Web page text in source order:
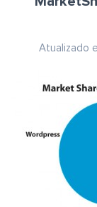
Atualizado